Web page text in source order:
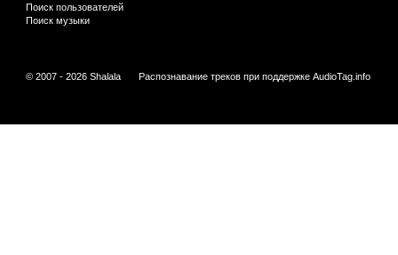
Поиск пользователей
Поиск музыки
© 2007 - 2026 Shalala Распознавание треков при поддержке AudioTag.info